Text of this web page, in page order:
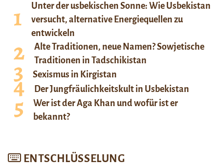
Unter der usbekischen Sonne: Wie Usbekistan
versucht, alternative Energiequellen zu
entwickeln
Alte Traditionen, neue Namen? Sowjetische
Traditionen in Tadschikistan
Sexismus in Kirgistan
Der Jungfräulichkeitskult in Usbekistan
Wer ist der Aga Khan und wofür ist er
bekannt?
ENTSCHLÜSSELUNG